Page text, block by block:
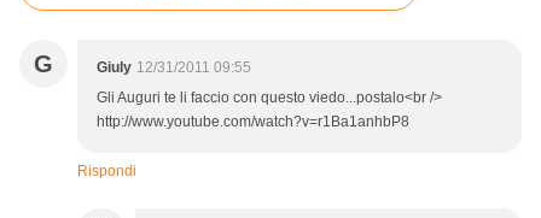
G Giuly 12/31/2011 09:55
Gli Auguri te li faccio con questo viedo...postalo<br />
http://www.youtube.com/watch?v=r1Ba1anhbP8
Rispondi